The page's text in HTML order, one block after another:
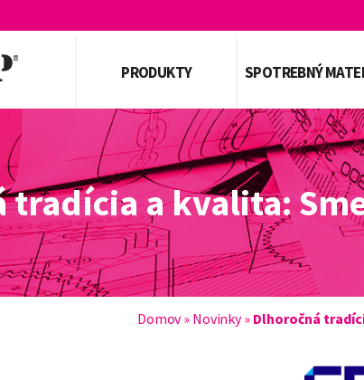
PRODUKTY SPOTREBNÝ
tradícia a kvalita:
Domov» Novinky» Dlhoročná